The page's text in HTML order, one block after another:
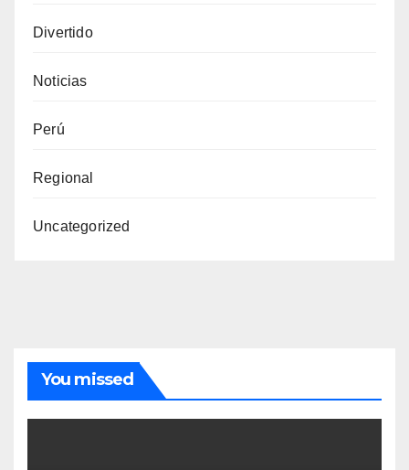
Divertido
Noticias
Perú
Regional
Uncategorized
You missed